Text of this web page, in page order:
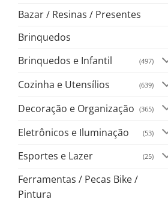
Bazar / Resinas / Presentes
Brinquedos
Brinquedos e Infantil (497)
Cozinha e Utensílios (639)
Decoração e Organização (365)
Eletrônicos e Iluminação (53)
Esportes e Lazer (25)
Ferramentas / Pecas Bike /
Pintura